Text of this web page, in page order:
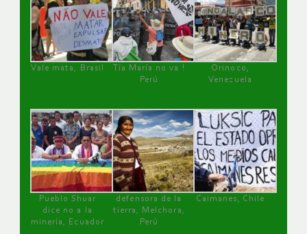
Vale mata, Brasil
Tía María no va !
Perú
Orinoco,
Venezuela
Pueblo Shuar
dice no a la
minería, Ecuador
defensora de la
tierra, Melchora,
Perú
Caimanes, Chile